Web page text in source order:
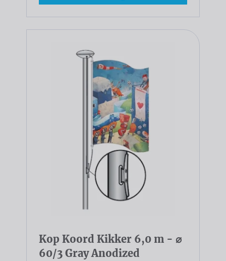
Kop Koord Kikker 6,0 m - ⌀
60/3 Gray Anodized